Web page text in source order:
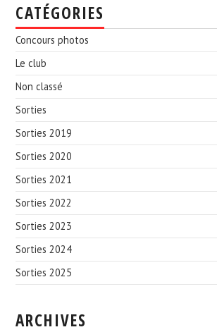
CATÉGORIES
Concours photos
Le club
Non classé
Sorties
Sorties 2019
Sorties 2020
Sorties 2021
Sorties 2022
Sorties 2023
Sorties 2024
Sorties 2025
ARCHIVES